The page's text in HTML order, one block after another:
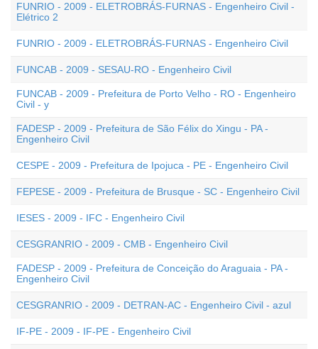
FUNRIO - 2009 - ELETROBRÁS-FURNAS - Engenheiro Civil -
Elétrico 2
FUNRIO - 2009 - ELETROBRÁS-FURNAS - Engenheiro Civil
FUNCAB - 2009 - SESAU-RO - Engenheiro Civil
FUNCAB - 2009 - Prefeitura de Porto Velho - RO - Engenheiro
Civil - y
FADESP - 2009 - Prefeitura de São Félix do Xingu - PA -
Engenheiro Civil
CESPE - 2009 - Prefeitura de Ipojuca - PE - Engenheiro Civil
FEPESE - 2009 - Prefeitura de Brusque - SC - Engenheiro Civil
IESES - 2009 - IFC - Engenheiro Civil
CESGRANRIO - 2009 - CMB - Engenheiro Civil
FADESP - 2009 - Prefeitura de Conceição do Araguaia - PA -
Engenheiro Civil
CESGRANRIO - 2009 - DETRAN-AC - Engenheiro Civil - azul
IF-PE - 2009 - IF-PE - Engenheiro Civil